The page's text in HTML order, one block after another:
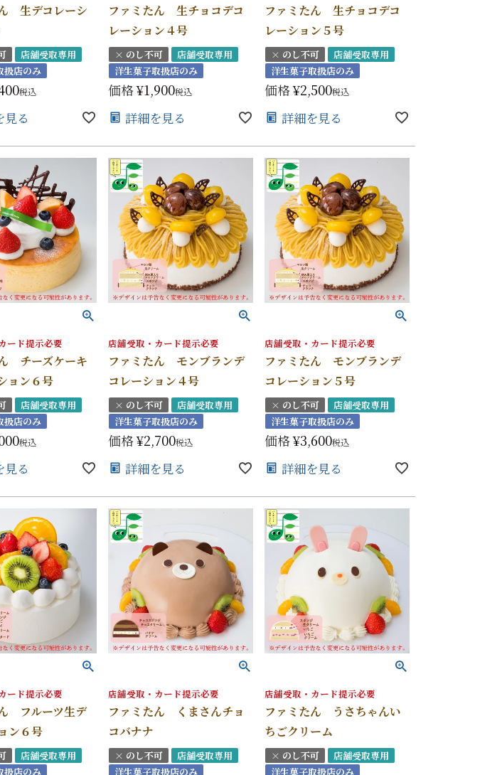
生デコレーシ
店舗受取専用
扱店のみ
税込
見る
ファミたん 生チョコデコ
レーション４号
× のし不可
店舗受取専用
洋生菓子取扱店のみ
価格¥1,900税込
詳細を見る
ファミたん 生チョコデコ
レーション５号
× のし不可
店舗受取専用
洋生菓子取扱店のみ
価格¥2,500税込
詳細を見る
ード提示必要
チーズケーキ
ョン６号
店舗受取専用
扱店のみ
税込
見る
店舗受取・カード提示必要
ファミたん モンブランデ
コレーション４号
× のし不可
店舗受取専用
洋生菓子取扱店のみ
価格¥2,700税込
詳細を見る
店舗受取・カード提示必要
ファミたん モンブランデ
コレーション５号
× のし不可
店舗受取専用
洋生菓子取扱店のみ
価格¥3,600税込
詳細を見る
ード提示必要
フルーツ生デ
ン６号
店舗受取専用
扱店のみ
店舗受取・カード提示必要
ファミたん くまさんチョ
コバナナ
× のし不可
店舗受取専用
洋生菓子取扱店のみ
店舗受取・カード提示必要
ファミたん うさちゃんい
ちごクリーム
× のし不可
店舗受取専用
洋生菓子取扱店のみ